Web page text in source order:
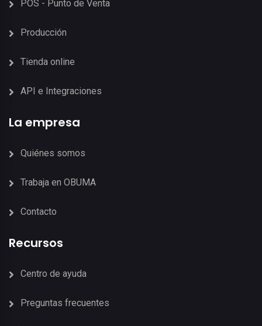
POS - Punto de Venta
Producción
Tienda online
API e Integraciones
La empresa
Quiénes somos
Trabaja en OBUMA
Contacto
Recursos
Centro de ayuda
Preguntas frecuentes